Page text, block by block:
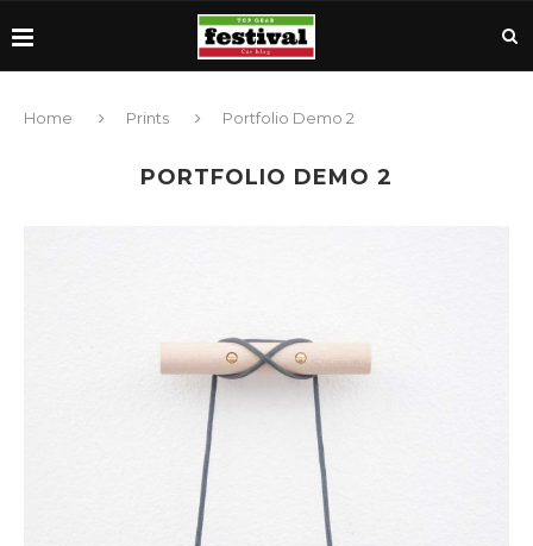
Home Prints Portfolio Demo 2
PORTFOLIO DEMO 2